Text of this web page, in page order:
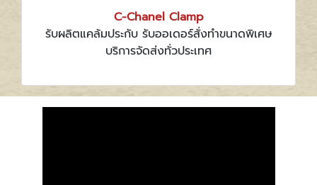
C-Chanel Clamp
รับผลิตแคล้มประกับ รับออเดอร์สั่งทำขนาดพิเศษ
บริการจัดส่งทั่วประเทศ